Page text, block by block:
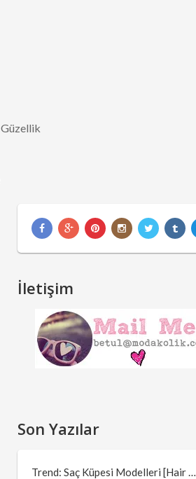
Güzellik
İletişim
Son Yazılar
Trend: Saç Küpesi Modelleri [Hair …